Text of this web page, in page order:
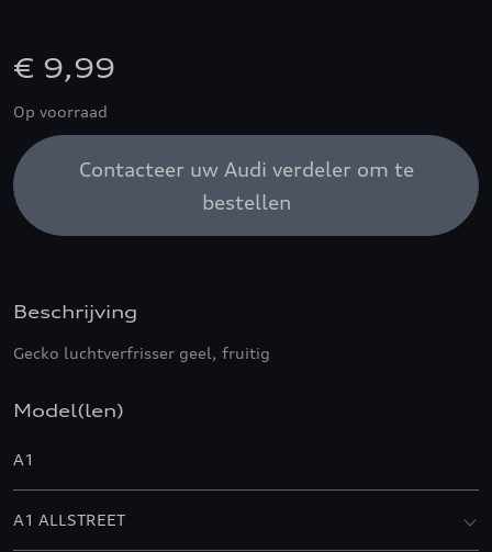
€ 9,99
Op voorraad
Contacteer uw Audi verdeler om te
bestellen
Beschrijving
Gecko luchtverfrisser geel, fruitig
Model(len)
A1
A1 ALLSTREET